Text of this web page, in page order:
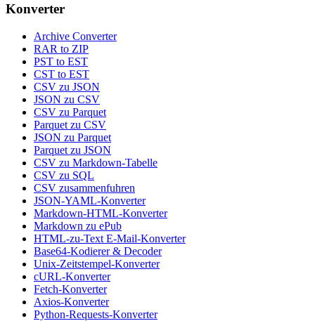
Konverter
Archive Converter
RAR to ZIP
PST to EST
CST to EST
CSV zu JSON
JSON zu CSV
CSV zu Parquet
Parquet zu CSV
JSON zu Parquet
Parquet zu JSON
CSV zu Markdown-Tabelle
CSV zu SQL
CSV zusammenfuhren
JSON-YAML-Konverter
Markdown-HTML-Konverter
Markdown zu ePub
HTML-zu-Text E-Mail-Konverter
Base64-Kodierer & Decoder
Unix-Zeitstempel-Konverter
cURL-Konverter
Fetch-Konverter
Axios-Konverter
Python-Requests-Konverter